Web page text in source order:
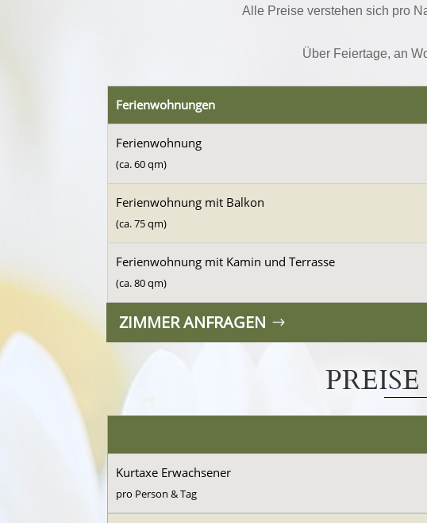
Alle Preise verstehen sich pro
Über Feiertage, an
Ferienwohnungen
Ferienwohnung
(ca. 60 qm)
Ferienwohnung mit Balkon
(ca. 75 qm)
Ferienwohnung mit Kamin und Terrasse
(ca. 80 qm)
ZIMMER ANFRAGEN
Kurtaxe Erwachsener
pro Person & Tag